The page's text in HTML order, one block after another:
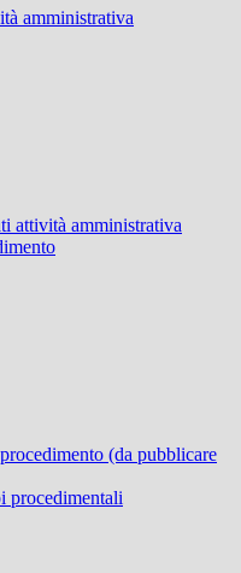
amministrativa
attività amministrativa
(da pubblicare
procedimentali